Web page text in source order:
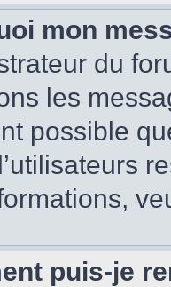
mon
du
les
possible
puis-je